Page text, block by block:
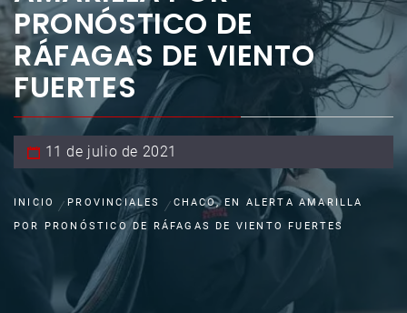
PRONÓSTICO DE
RÁFAGAS DE VIENTO
FUERTES
11 de julio de 2021
INICIO PROVINCIALES
CHACO, EN ALERTA AMARILLA
POR PRONÓSTICO DE RÁFAGAS DE VIENTO FUERTES